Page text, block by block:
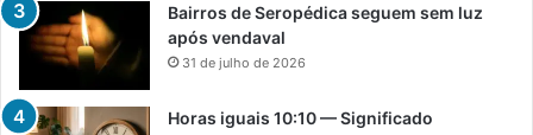
Bairros de Seropédica seguem sem luz
após vendaval
31 de julho de 2026
Horas iguais 10:10 — Significado